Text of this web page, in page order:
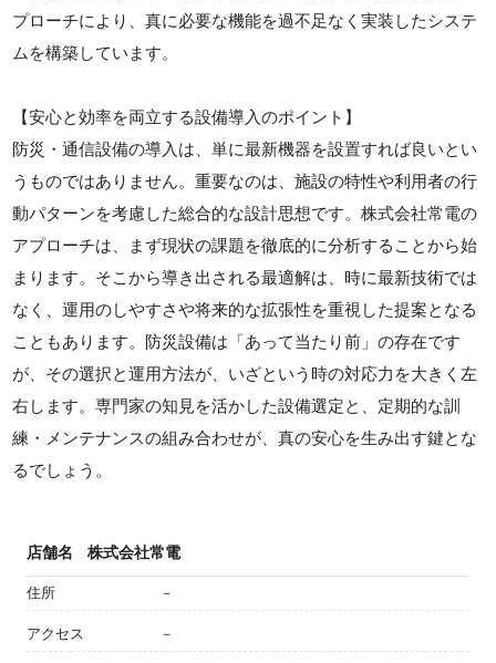
プローチにより、真に必要な機能を過不足なく実装したシステ
ムを構築しています。
【安心と効率を両立する設備導入のポイント】
防災・通信設備の導入は、単に最新機器を設置すれば良いとい
うものではありません。重要なのは、施設の特性や利用者の行
動パターンを考慮した総合的な設計思想です。株式会社常電の
アプローチは、まず現状の課題を徹底的に分析することから始
まります。そこから導き出される最適解は、時に最新技術では
なく、運用のしやすさや将来的な拡張性を重視した提案となる
こともあります。防災設備は「あって当たり前」の存在です
が、その選択と運用方法が、いざという時の対応力を大きく左
右します。専門家の知見を活かした設備選定と、定期的な訓
練・メンテナンスの組み合わせが、真の安心を生み出す鍵とな
るでしょう。
店舗名 株式会社常電
住所 －
アクセス －